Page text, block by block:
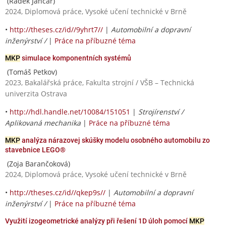
2024, Diplomová práce, Vysoké učení technické v Brně
• http://theses.cz/id//9yhrt7// | Automobilní a dopravní
inženýrství / | Práce na příbuzné téma
MKPsimulace komponentních systémů
(Tomáš Petkov)
2023, Bakalářská práce, Fakulta strojní / VŠB – Technická
univerzita Ostrava
• http://hdl.handle.net/10084/151051 | Strojírenství /
Aplikovaná mechanika | Práce na příbuzné téma
MKPanalýza nárazovej skúšky modelu osobného automobilu zo
stavebnice LEGO®
(Zoja Barančoková)
2024, Diplomová práce, Vysoké učení technické v Brně
• http://theses.cz/id//qkep9s// | Automobilní a dopravní
inženýrství / | Práce na příbuzné téma
Využití izogeometrické analýzy při řešení 1D úloh pomocí MKP